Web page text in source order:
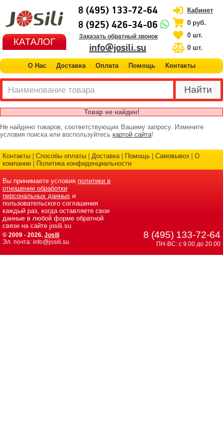
КАТАЛОГ
8 (495) 133-72-64
8 (925) 426-34-06
Заказать обратный звонок
info@josili.su
Кабинет
0 руб.
0 шт.
0 шт.
О Нас Доставка Оплата Помощь Контакты
Товар не найден!
Не найдено товаров, соответствующих Вашему запросу. Измените
условия поиска или воспользуйтесь картой сайта!
Контакты Способы оплаты Доставка| Помощь Самовывоз
О
компании
Политика конфиденциальности
Вы принимаете условия политики в
отношении обработки
персональных данных и
пользовательского соглашения
каждый раз, когда оставляете свои
данные в любой форме обратной
связи на сайте josili.su
© 2009 - 2026. Josili
Эл. почта: info@josili.su
8 (495) 133-72-64
ПН-ВС: с 9.00 до 20.00